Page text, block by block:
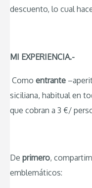
descuento, lo cual
MI EXPERIENCIA.-
Como entrante
siciliana, habitual en
que cobran a 3 €/
De primero,
emblemáticos: